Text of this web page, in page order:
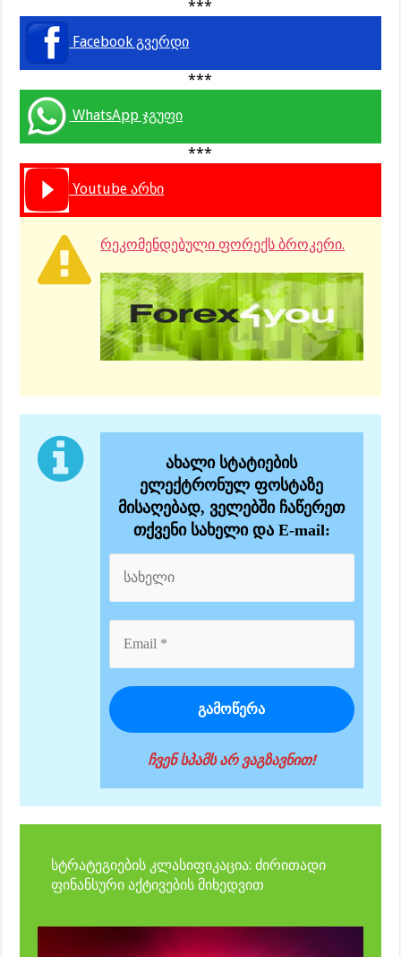
***
Facebook გვერდი
***
WhatsApp ჯგუფი
***
Youtube არხი
რეკომენდებული ფორექს ბროკერი.
ახალი სტატიების
ელექტრონულ ფოსტაზე
მისაღებად, ველებში ჩაწერეთ
თქვენი სახელი და E-mail:
ჩვენ სპამს არ ვაგზავნით!
სტრატეგიების კლასიფიკაცია: ძირითადი
ფინანსური აქტივების მიხედვით